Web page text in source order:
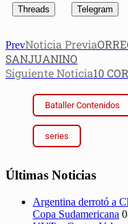
Threads Telegram
PrevNoticia Previa
SANJUANINO
Siguiente Noticia10
Bataller Contenidos
series
Últimas Noticias
Argentina derrotó a
Copa Sudamericana